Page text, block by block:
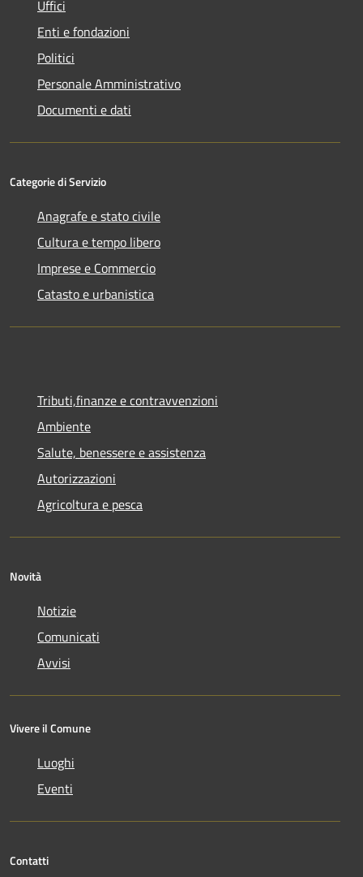
Uffici
Enti e fondazioni
Politici
Personale Amministrativo
Documenti e dati
Categorie di Servizio
Anagrafe e stato civile
Cultura e tempo libero
Imprese e Commercio
Catasto e urbanistica
Tributi,finanze e contravvenzioni
Ambiente
Salute, benessere e assistenza
Autorizzazioni
Agricoltura e pesca
Novità
Notizie
Comunicati
Avvisi
Vivere il Comune
Luoghi
Eventi
Contatti